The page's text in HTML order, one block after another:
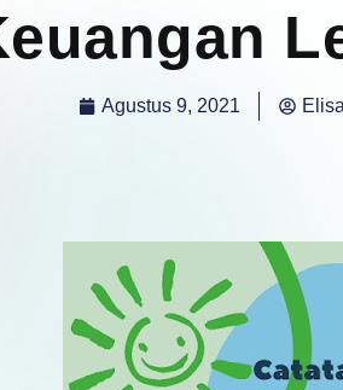
Agustus 9, 2021 Elisa